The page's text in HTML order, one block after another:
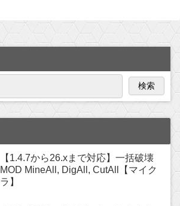
検索
【1.4.7から26.xまで対応】一括破壊
MOD MineAll, DigAll, CutAll【マイク
ラ】